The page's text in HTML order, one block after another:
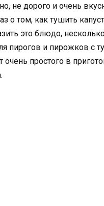
не дорого и очень
о том, как тушить
это блюдо,
пирогов и пирожков с
очень простого в